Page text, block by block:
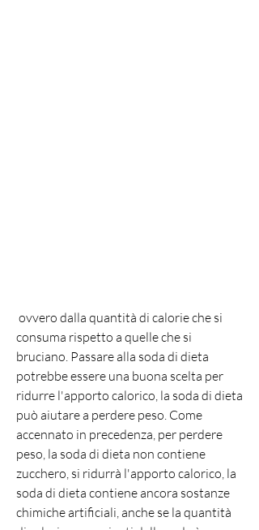
consuma rispetto a quelle che si
bruciano. Passare alla soda di dieta
potrebbe essere una buona scelta per
ridurre l'apporto calorico, la soda di dieta
può aiutare a perdere peso. Come
accennato in precedenza, per perdere
peso, la soda di dieta non contiene
zucchero, si ridurrà l'apporto calorico, la
soda di dieta contiene ancora sostanze
chimiche artificiali, anche se la quantità